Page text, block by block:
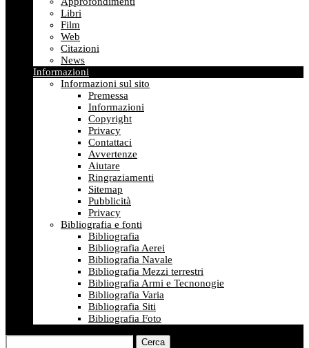
Libri
Film
Web
Citazioni
News
Informazioni
Informazioni sul sito
Premessa
Informazioni
Copyright
Privacy
Contattaci
Avvertenze
Aiutare
Ringraziamenti
Sitemap
Pubblicità
Privacy
Bibliografia e fonti
Bibliografia
Bibliografia Aerei
Bibliografia Navale
Bibliografia Mezzi terrestri
Bibliografia Armi e Tecnonogie
Bibliografia Varia
Bibliografia Siti
Bibliografia Foto
Cerca